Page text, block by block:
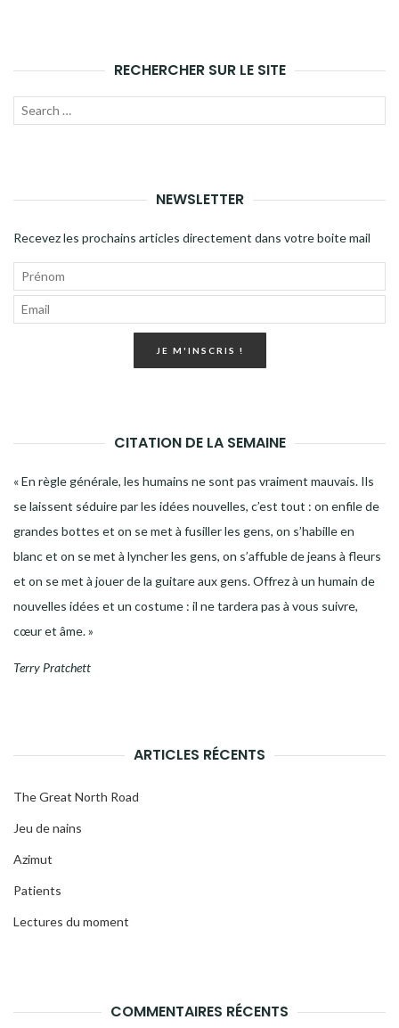
RECHERCHER SUR LE SITE
Recherche
NEWSLETTER
Recevez les prochains articles directement dans votre boite mail
JE M'INSCRIS !
CITATION DE LA SEMAINE
« En règle générale, les humains ne sont pas vraiment mauvais. Ils
se laissent séduire par les idées nouvelles, c’est tout : on enfile de
grandes bottes et on se met à fusiller les gens, on s’habille en
blanc et on se met à lyncher les gens, on s’affuble de jeans à fleurs
et on se met à jouer de la guitare aux gens. Offrez à un humain de
nouvelles idées et un costume : il ne tardera pas à vous suivre,
cœur et âme. »
Terry Pratchett
ARTICLES RÉCENTS
The Great North Road
Jeu de nains
Azimut
Patients
Lectures du moment
COMMENTAIRES RÉCENTS